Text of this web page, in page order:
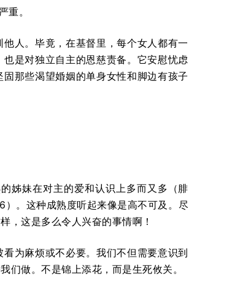
重。
人。毕竟，在基督里，每个女人都有一
是对独立自主的恩慈责备。它安慰忧虑
那些渴望婚姻的单身女性和脚边有孩子
姊妹在对主的爱和认识上多而又多（腓
。这种成熟度听起来像是高不可及。尽
，这是多么令人兴奋的事情啊！
为麻烦或不必要。我们不但需要意识到
们做。不是锦上添花，而是生死攸关。